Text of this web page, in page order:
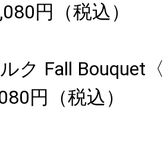
円（税込）
ク Fall Bouquet
円（税込）